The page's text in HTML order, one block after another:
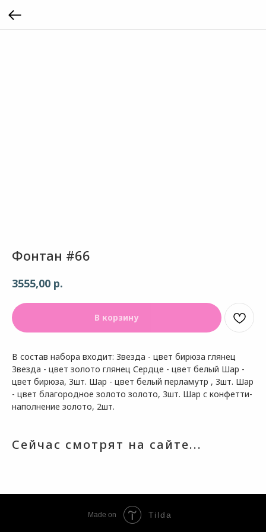
Фонтан #66
3555,00 р.
В корзину
В состав набора входит: Звезда - цвет бирюза глянец
Звезда - цвет золото глянец Сердце - цвет белый Шар -
цвет бирюза, 3шт. Шар - цвет белый перламутр , 3шт. Шар
- цвет благородное золото золото, 3шт. Шар с конфетти-
наполнение золото, 2шт.
Сейчас смотрят на сайте...
Made on Tilda